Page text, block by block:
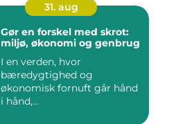
31. aug
Gør en forskel med skrot:
miljø, økonomi og genbrug
I en verden, hvor
bæredygtighed og
økonomisk fornuft går hånd
i hånd,...